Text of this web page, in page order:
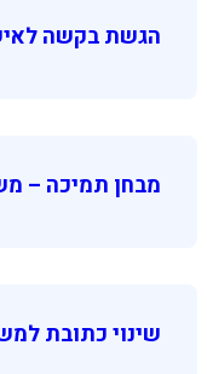
הגשת בקשה
מבחן תמיכה –
שינוי כתובת